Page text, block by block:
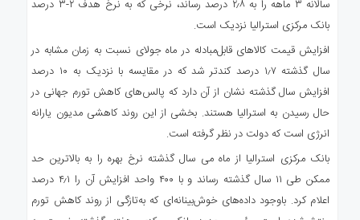
سالانه ۳ ماهه را به ۲٫۸ درصد رساند، نرخی که به نرخ هدف ۲-۳ درصد
بانک مرکزی استرالیا نزدیک است.
افزایش قیمت‌ کالاهای قابل‌مبادله در ماه جولای نسبت به زمان مشابه در
سال گذشته ۱٫۷ درصد کندتر شد که در مقایسه با نزدیک به ۱۰ درصد
افزایش سال گذشته نشان از آن دارد که پالس‌های کاهش تورم جهانی در
حال رسیدن به استرالیا هستند. بخشی از این روند کاهشی مدیون یارانه
انرژی است که دولت در نظر گرفته است.
بانک مرکزی استرالیا از ماه می سال گذشته نرخ بهره را به بالاترین حد
ممکن طی ۱۱ سال گذشته رساند و با ۴۰۰ واحد افزایش آن را ۴٫۱ درصد
اعلام کرد. باوجود داده‌های خوش‌بینانه‌ای که به‌تازگی از روند کاهش تورم